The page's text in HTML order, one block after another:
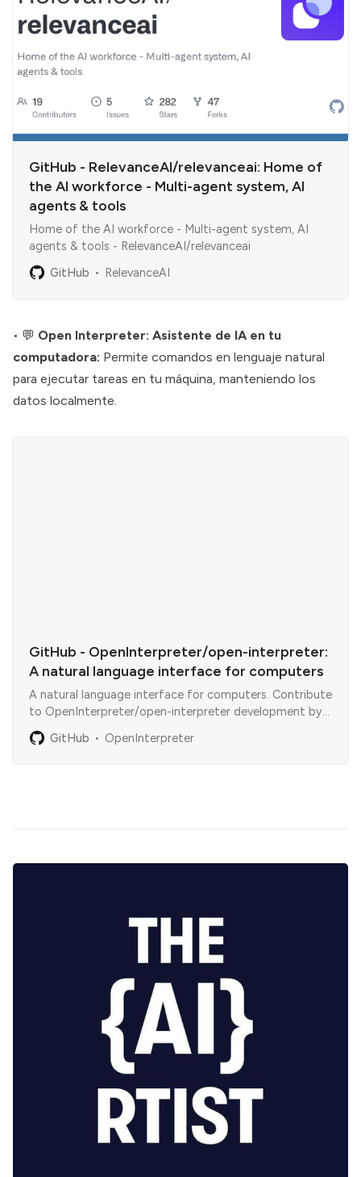
GitHub - RelevanceAI/relevanceai: Home of
the AI workforce - Multi-agent system, AI
agents & tools
Home of the AI workforce - Multi-agent system, AI
agents & tools - RelevanceAI/relevanceai
GitHub
RelevanceAI
• 💬 Open Interpreter: Asistente de IA en tu
computadora: Permite comandos en lenguaje natural
para ejecutar tareas en tu máquina, manteniendo los
datos localmente.
GitHub - OpenInterpreter/open-interpreter:
A natural language interface for computers
A natural language interface for computers. Contribute
to OpenInterpreter/open-interpreter development by
creating an account on GitHub.
GitHub OpenInterpreter